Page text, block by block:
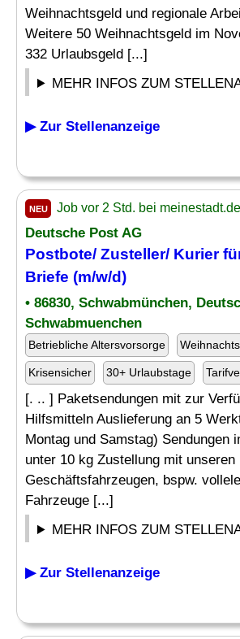
Weihnachtsgeld und regionale
Weitere 50 Weihnachtsgeld im
332 Urlaubsgeld [...]
MEHR INFOS ZUM
▶ Zur Stellenanzeige
NEU Job vor 2 Std. bei
Deutsche Post AG
Postbote/ Zusteller/ Kurier
Briefe (m/w/d)
• 86830, Schwabmünchen,
Schwabmuenchen
Betriebliche Altersvorsorge
Krisensicher 30+ Urlaubstage
[. .. ] Paketsendungen mit zur
Hilfsmitteln Auslieferung an 5
Montag und Samstag) Sendungen
unter 10 kg Zustellung mit unseren
Geschäftsfahrzeugen, bspw.
Fahrzeuge [...]
MEHR INFOS ZUM
▶ Zur Stellenanzeige